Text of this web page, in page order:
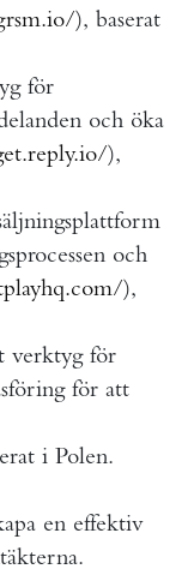
), baserat
för
och öka
),
och
),
verktyg för
för att
i Polen.
en effektiv